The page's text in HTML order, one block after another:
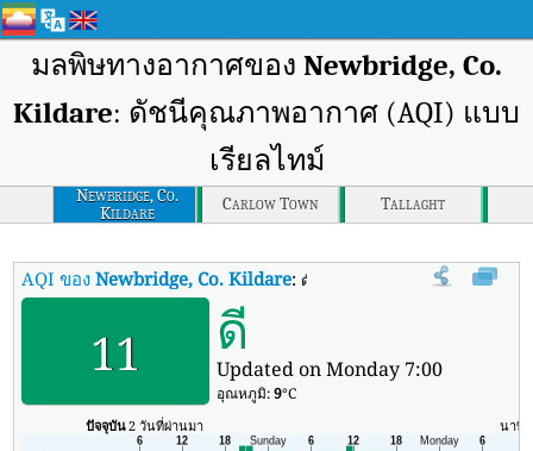
มลพิษทางอากาศของ Newbridge, Co.
Kildare: ดัชนีคุณภาพอากาศ (AQI) แบบ
เรียลไทม์
Newbridge, Co.
Kildare
Carlow Town Tallaght
AQI ของNewbridge, Co. Kildare:ดัชนีคุณภาพอากาศ (AQI) แบบเรียล
11 ดี
Updated on Monday 7:00
อุณหภูมิ:9°C
ปัจจุบัน2 วันที่ผ่านมา นาที